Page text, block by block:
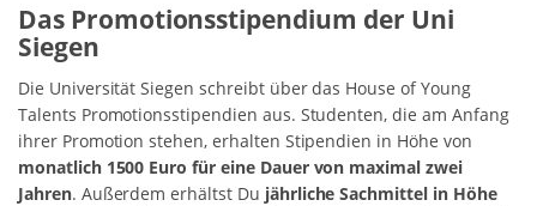
Das Promotionsstipendium der Uni
Siegen
Die Universität Siegen schreibt über das House of Young
Talents Promotionsstipendien aus. Studenten, die am Anfang
ihrer Promotion stehen, erhalten Stipendien in Höhe von
monatlich 1500 Euro für eine Dauer von maximal zwei
Jahren. Außerdem erhältst Du jährliche Sachmittel in Höhe